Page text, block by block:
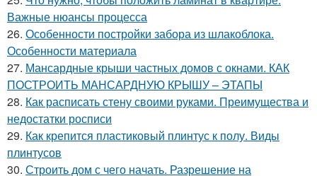
Важные нюансы процесса
26. Особенности постройки забора из шлакоблока.
Особенности материала
27. Мансардные крыши частных домов с окнами. КАК
ПОСТРОИТЬ МАНСАРДНУЮ КРЫШУ – ЭТАПЫ
28. Как расписать стену своими руками. Преимущества и
недостатки росписи
29. Как крепится пластиковый плинтус к полу. Виды
плинтусов
30. Строить дом с чего начать. Разрешение на